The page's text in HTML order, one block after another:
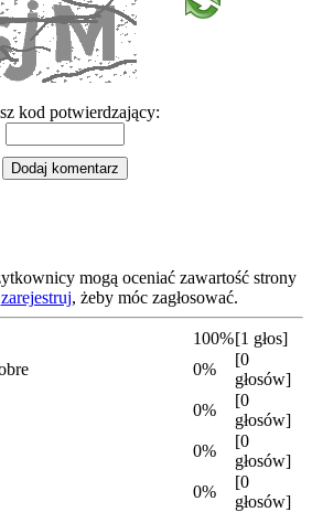
kod potwierdzający:
mogą oceniać zawartość strony
zarejestruj, żeby móc zagłosować.
100%[1 głos]
0%
[0
głosów]
0%
[0
głosów]
0%
[0
głosów]
0%
[0
głosów]